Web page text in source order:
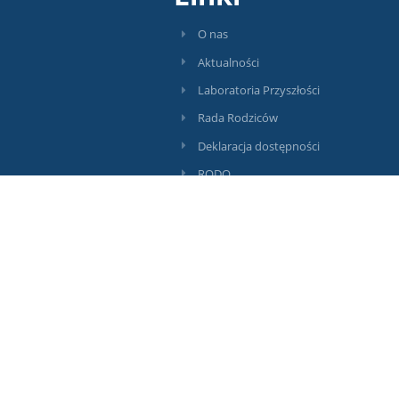
O nas
Aktualności
Laboratoria Przyszłości
Rada Rodziców
Deklaracja dostępności
RODO